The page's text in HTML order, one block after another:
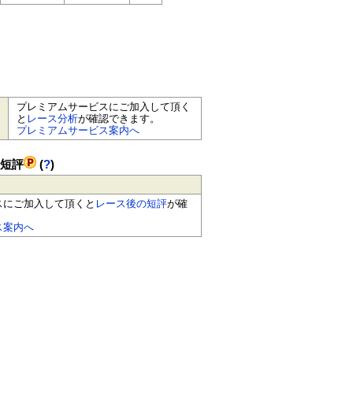
プレミアムサービスにご加入して頂く
と レース分析が確認できます。
プレミアムサービス案内へ
評 (?)
ご加入して頂くと レース後の短評が確
案内へ